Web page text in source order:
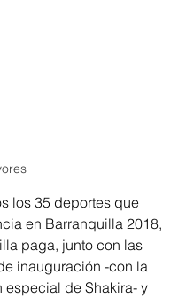
los 35 deportes que
en Barranquilla 2018,
paga, junto con las
inauguración -con la
de Shakira- y